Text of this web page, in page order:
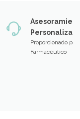
Proporcionado por
Farmacéutico